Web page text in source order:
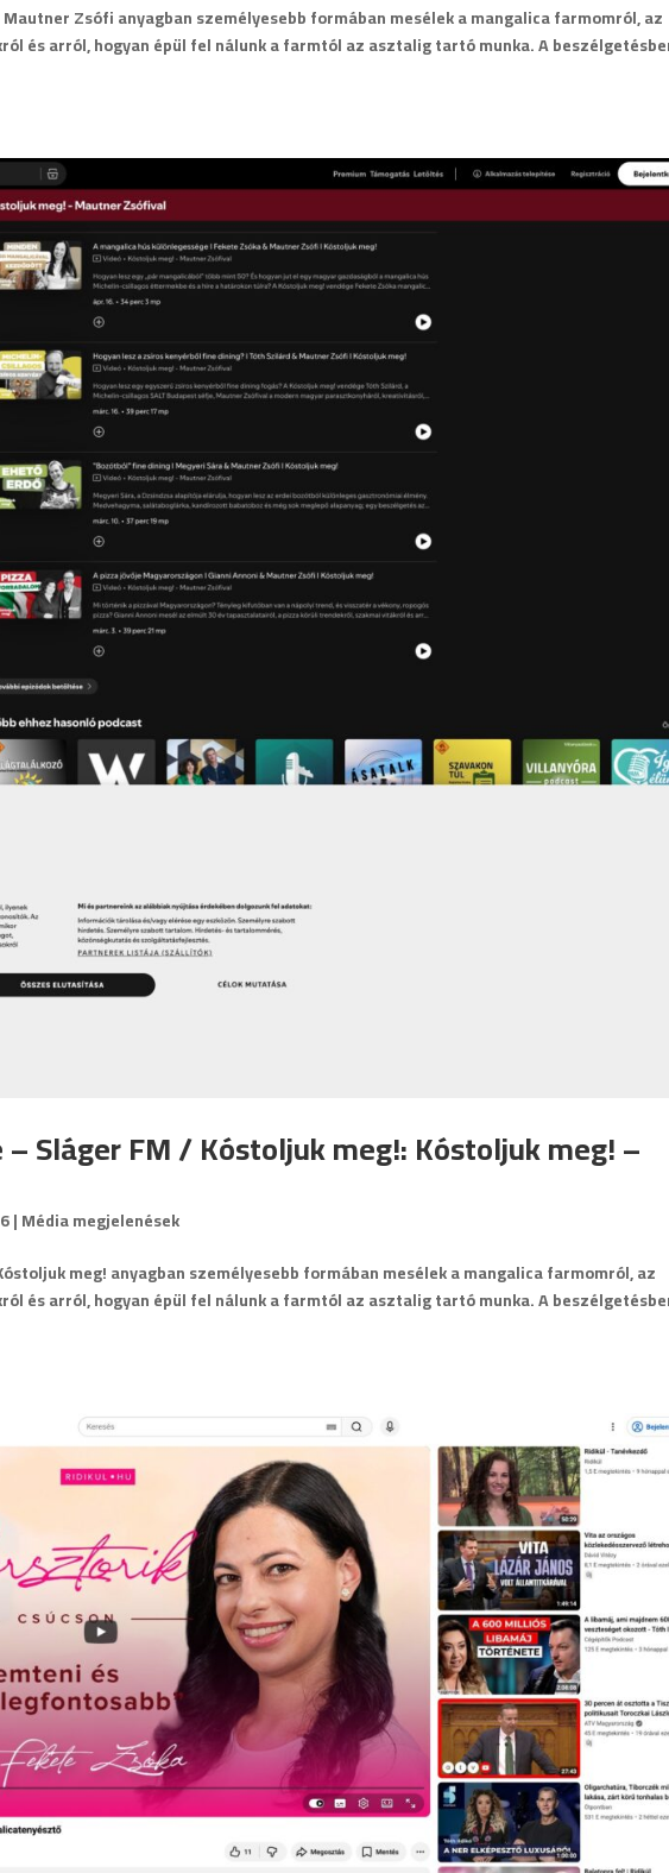
Mautner Zsófi anyagban személyesebb formában mesélek a mangalica farmomról, az
és arról, hogyan épül fel nálunk a farmtól az asztalig tartó munka. A
– Sláger FM / Kóstoljuk meg!: Kóstoljuk meg! –
|Média megjelenések
meg! anyagban személyesebb formában mesélek a mangalica farmomról, az
és arról, hogyan épül fel nálunk a farmtól az asztalig tartó munka. A